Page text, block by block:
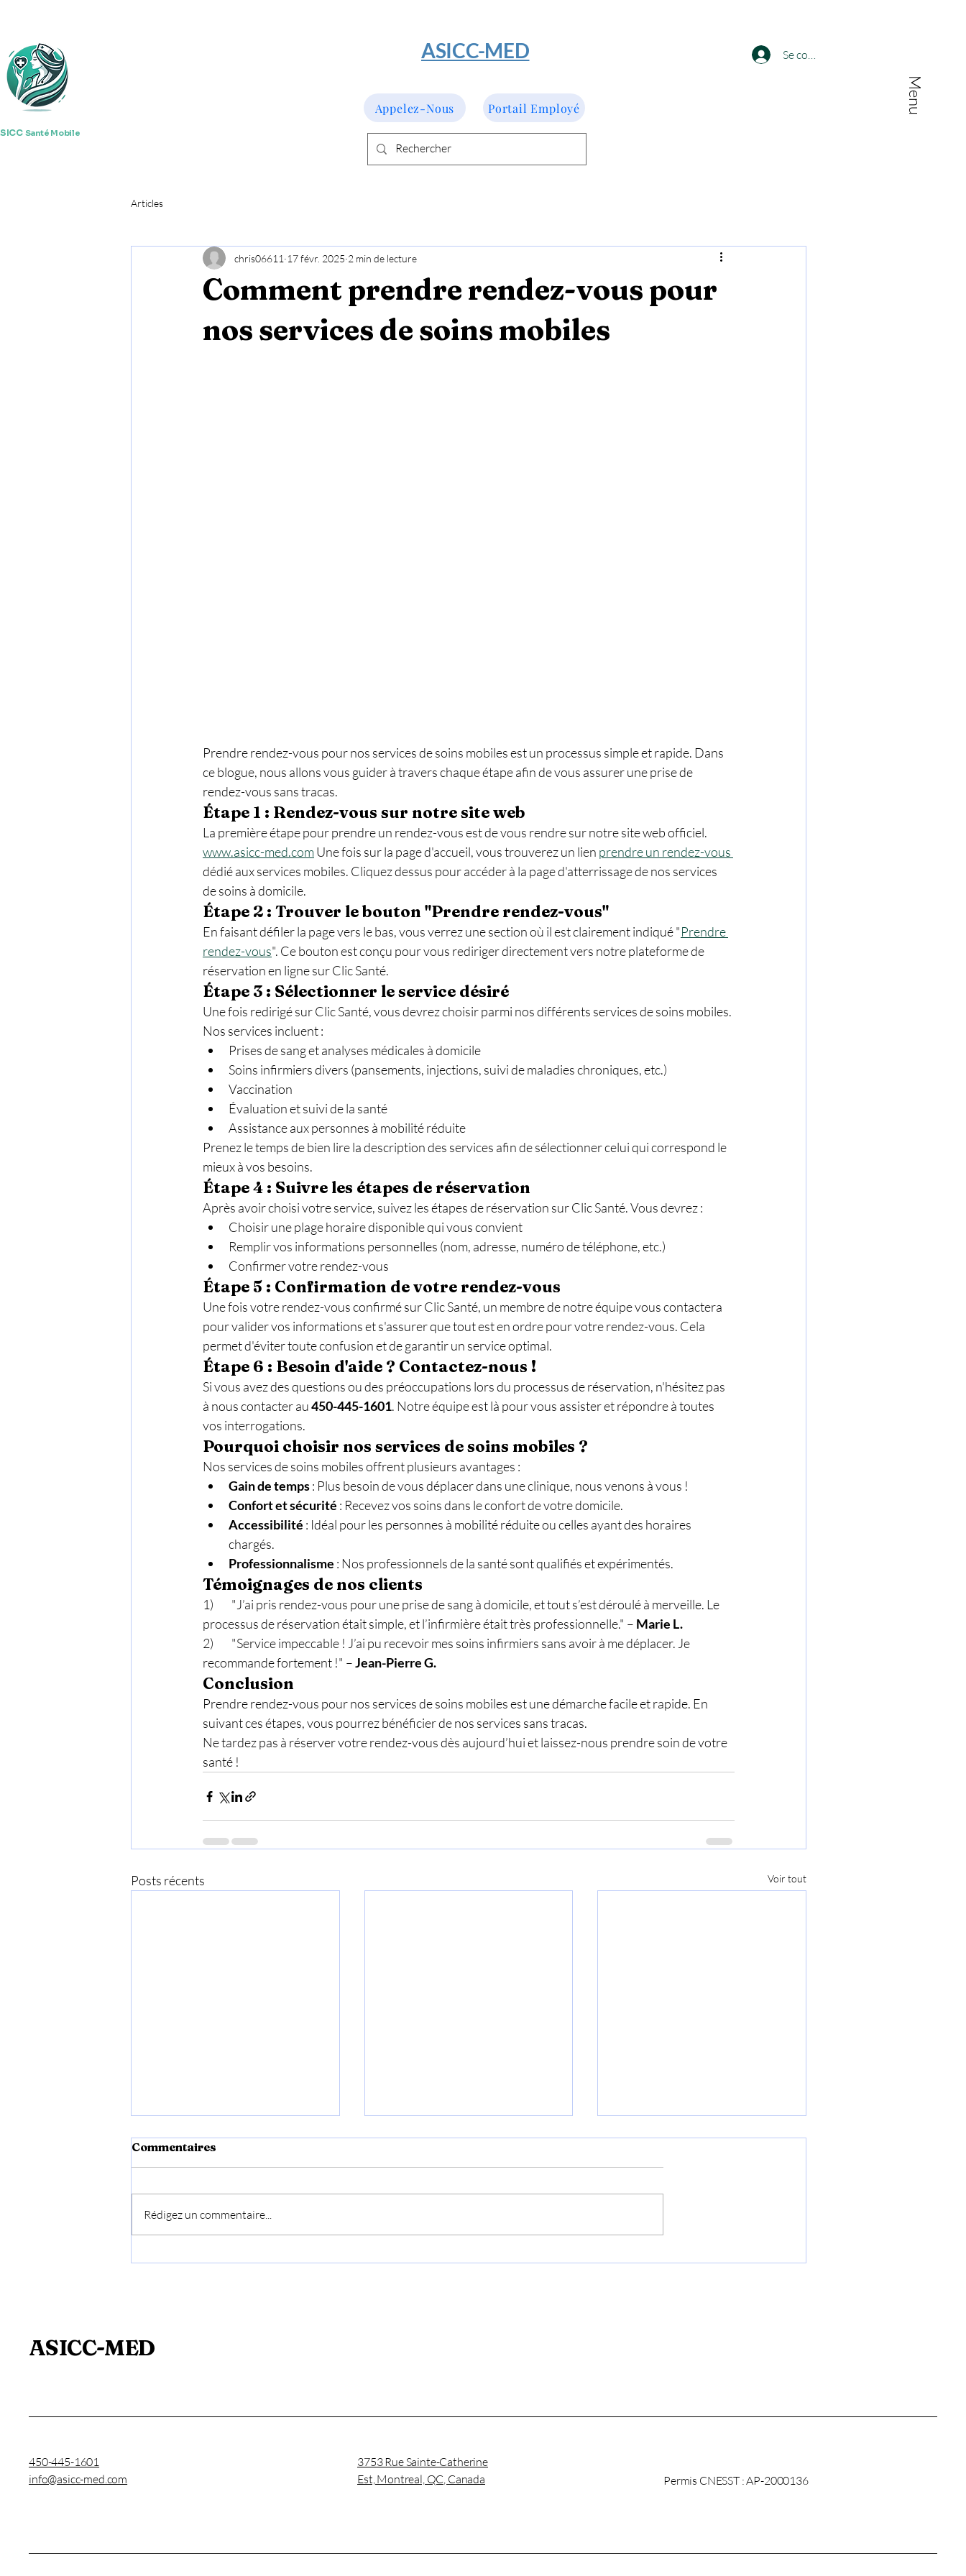
Santé Mobile
​ASICC-MED
Appelez-Nous Portail Employé
Se connecter
Menu
Articles
Comment prendre rendez-vous pour
nos services de soins mobiles
chris06611 17 févr. 2025 2 min de lecture
Prendre rendez-vous pour nos services de soins mobiles est un processus simple et rapide. Dans
ce blogue, nous allons vous guider à travers chaque étape afin de vous assurer une prise de
rendez-vous sans tracas.
Étape 1 : Rendez-vous sur notre site web
La première étape pour prendre un rendez-vous est de vous rendre sur notre site web officiel.
www.asicc-med.com Une fois sur la page d'accueil, vous trouverez un lien prendre un rendez-vous
dédié aux services mobiles. Cliquez dessus pour accéder à la page d'atterrissage de nos services
de soins à domicile.
Étape 2 : Trouver le bouton "Prendre rendez-vous"
En faisant défiler la page vers le bas, vous verrez une section où il est clairement indiqué "Prendre
rendez-vous". Ce bouton est conçu pour vous rediriger directement vers notre plateforme de
réservation en ligne sur Clic Santé.
Étape 3 : Sélectionner le service désiré
Une fois redirigé sur Clic Santé, vous devrez choisir parmi nos différents services de soins mobiles.
Nos services incluent :
Prises de sang et analyses médicales à domicile
Soins infirmiers divers (pansements, injections, suivi de maladies chroniques, etc.)
Vaccination
Évaluation et suivi de la santé
Assistance aux personnes à mobilité réduite
Prenez le temps de bien lire la description des services afin de sélectionner celui qui correspond le
mieux à vos besoins.
Étape 4 : Suivre les étapes de réservation
Après avoir choisi votre service, suivez les étapes de réservation sur Clic Santé. Vous devrez :
Choisir une plage horaire disponible qui vous convient
Remplir vos informations personnelles (nom, adresse, numéro de téléphone, etc.)
Confirmer votre rendez-vous
Étape 5 : Confirmation de votre rendez-vous
Une fois votre rendez-vous confirmé sur Clic Santé, un membre de notre équipe vous contactera
pour valider vos informations et s'assurer que tout est en ordre pour votre rendez-vous. Cela
permet d'éviter toute confusion et de garantir un service optimal.
Étape 6 : Besoin d'aide ? Contactez-nous !
Si vous avez des questions ou des préoccupations lors du processus de réservation, n'hésitez pas
à nous contacter au 450-445-1601. Notre équipe est là pour vous assister et répondre à toutes
vos interrogations.
Pourquoi choisir nos services de soins mobiles ?
Nos services de soins mobiles offrent plusieurs avantages :
Gain de temps : Plus besoin de vous déplacer dans une clinique, nous venons à vous !
Confort et sécurité : Recevez vos soins dans le confort de votre domicile.
Accessibilité : Idéal pour les personnes à mobilité réduite ou celles ayant des horaires
chargés.
Professionnalisme : Nos professionnels de la santé sont qualifiés et expérimentés.
Témoignages de nos clients
1)	"J’ai pris rendez-vous pour une prise de sang à domicile, et tout s’est déroulé à merveille. Le
processus de réservation était simple, et l’infirmière était très professionnelle." – Marie L.
2)	"Service impeccable ! J’ai pu recevoir mes soins infirmiers sans avoir à me déplacer. Je
recommande fortement !" – Jean-Pierre G.
Conclusion
Prendre rendez-vous pour nos services de soins mobiles est une démarche facile et rapide. En
suivant ces étapes, vous pourrez bénéficier de nos services sans tracas.
Ne tardez pas à réserver votre rendez-vous dès aujourd’hui et laissez-nous prendre soin de votre
santé !
Posts récents Voir tout
Commentaires
Rédigez un commentaire...
ASICC-MED
450-445-1601
info@asicc-med.com
3753 Rue Sainte-Catherine
Est, Montreal, QC, Canada
Permis CNESST : AP-2000136